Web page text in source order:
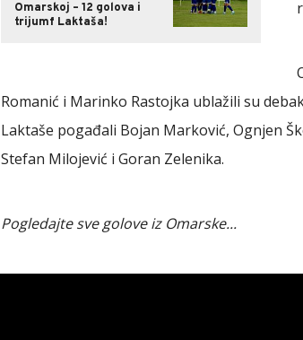
Omarskoj – 12 golova i
trijumf Laktaša!
Romanić i Marinko Rastojka ublažili su
Laktaše pogađali Bojan Marković, Ognjen
Stefan Milojević i Goran Zelenika.
Pogledajte sve golove iz Omarske...